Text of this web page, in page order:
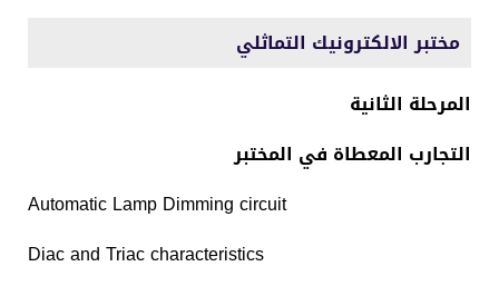
مختبر الالكترونيك التماثلي
المرحلة الثانية
التجارب المعطاة في المختبر
Automatic Lamp Dimming circuit
Diac and Triac characteristics